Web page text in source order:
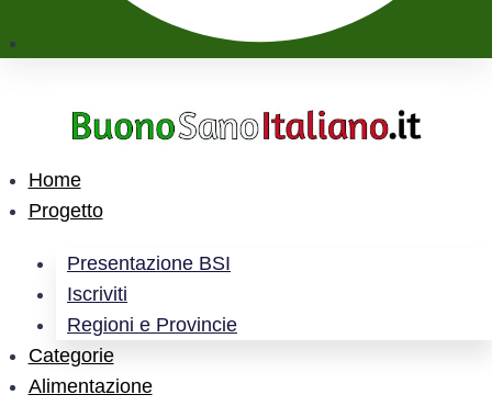
Home
Progetto
Presentazione BSI
Iscriviti
Regioni e Provincie
Categorie
Alimentazione